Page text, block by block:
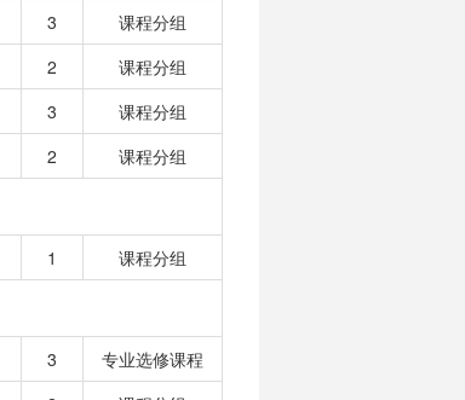
3
课程分组
2
课程分组
3
课程分组
2 课程分组
1 课程分组
3
专业选修课程